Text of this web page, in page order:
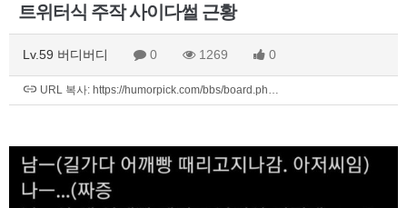
트위터식 주작 사이다썰 근황
Lv.59 버디버디 0 1269 0
URL 복사: https://humorpick.com/bbs/board.ph…